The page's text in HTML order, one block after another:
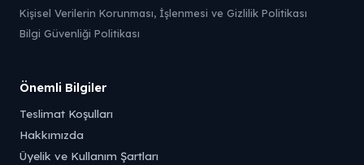
Kişisel Verilerin Korunması, İşlenmesi ve Gizlilik Politikası
Bilgi Güvenliği Politikası
Önemli Bilgiler
Teslimat Koşulları
Hakkımızda
Üyelik ve Kullanım Şartları